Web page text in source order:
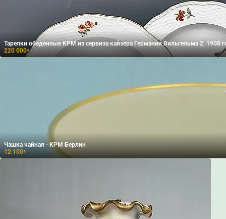
Тарелки обеденные KPM из сервиза кайзера Германии Вильгельма 2, 1908
220 000₽
Чашка чайная - KPM Берлин
12 100₽